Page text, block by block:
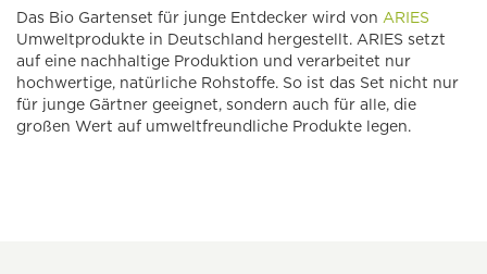
Das Bio Gartenset für junge Entdecker wird von ARIES
Umweltprodukte in Deutschland hergestellt. ARIES setzt
auf eine nachhaltige Produktion und verarbeitet nur
hochwertige, natürliche Rohstoffe. So ist das Set nicht nur
für junge Gärtner geeignet, sondern auch für alle, die
großen Wert auf umweltfreundliche Produkte legen.